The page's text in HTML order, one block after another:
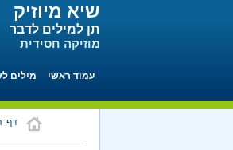
שיא מיוזיק
תן למילים לדבר
מוזיקה חסידית
עמוד ראשי מילים
דף